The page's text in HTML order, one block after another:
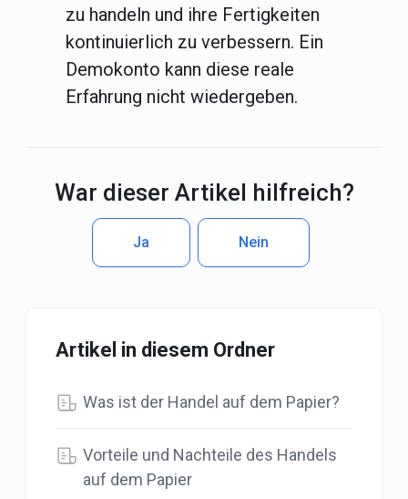
zu handeln und ihre Fertigkeiten
kontinuierlich zu verbessern. Ein
Demokonto kann diese reale
Erfahrung nicht wiedergeben.
War dieser Artikel hilfreich?
Nein
Ja
Artikel in diesem Ordner
Was ist der Handel auf dem Papier?
Vorteile und Nachteile des Handels
auf dem Papier